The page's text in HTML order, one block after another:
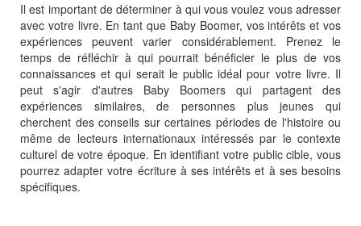
Il est important de déterminer à qui vous voulez vous adresser
avec votre livre. En tant que Baby Boomer, vos intérêts et vos
expériences peuvent varier considérablement. Prenez le
temps de réfléchir à qui pourrait bénéficier le plus de vos
connaissances et qui serait le public idéal pour votre livre. Il
peut s'agir d'autres Baby Boomers qui partagent des
expériences similaires, de personnes plus jeunes qui
cherchent des conseils sur certaines périodes de l'histoire ou
même de lecteurs internationaux intéressés par le contexte
culturel de votre époque. En identifiant votre public cible, vous
pourrez adapter votre écriture à ses intérêts et à ses besoins
spécifiques.